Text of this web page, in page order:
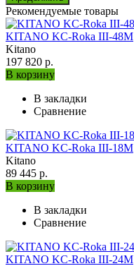
Рекомендуемые товары
KITANO KC-Roka III-48M
Kitano
197 820 р.
В корзину
В закладки
Сравнение
KITANO KC-Roka III-18M
Kitano
89 445 р.
В корзину
В закладки
Сравнение
KITANO KC-Roka III-24M